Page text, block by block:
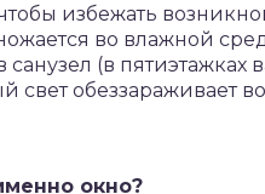
избежать
во влажной
санузел (в
свет обеззараживает
окно?